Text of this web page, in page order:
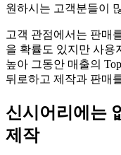
원하시는 고객분들이
고객 관점에서는 판매
을 확률도 있지만 사용
높아 그동안 매출의
뒤로하고 제작과 판매
신시어리에는
제작